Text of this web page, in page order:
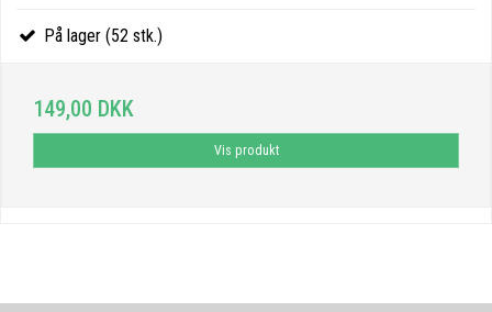
På lager (52 stk.)
149,00 DKK
Vis produkt